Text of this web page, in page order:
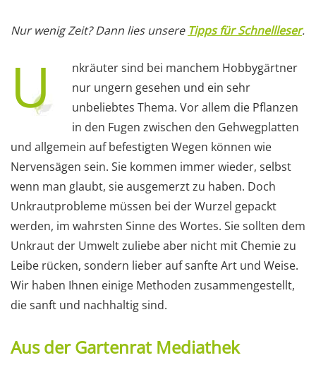
Nur wenig Zeit? Dann lies unsere Tipps für Schnellleser.
U
nkräuter sind bei manchem Hobbygärtner
nur ungern gesehen und ein sehr
unbeliebtes Thema. Vor allem die Pflanzen
in den Fugen zwischen den Gehwegplatten
und allgemein auf befestigten Wegen können wie
Nervensägen sein. Sie kommen immer wieder, selbst
wenn man glaubt, sie ausgemerzt zu haben. Doch
Unkrautprobleme müssen bei der Wurzel gepackt
werden, im wahrsten Sinne des Wortes. Sie sollten dem
Unkraut der Umwelt zuliebe aber nicht mit Chemie zu
Leibe rücken, sondern lieber auf sanfte Art und Weise.
Wir haben Ihnen einige Methoden zusammengestellt,
die sanft und nachhaltig sind.
Aus der Gartenrat Mediathek